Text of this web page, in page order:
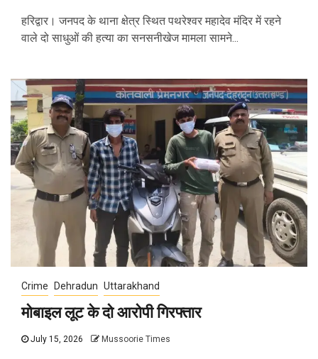
हरिद्वार। जनपद के थाना क्षेत्र स्थित पथरेश्वर महादेव मंदिर में रहने
वाले दो साधुओं की हत्या का सनसनीखेज मामला सामने...
Crime Dehradun Uttarakhand
मोबाइल लूट के दो आरोपी गिरफ्तार
July 15, 2026 Mussoorie Times